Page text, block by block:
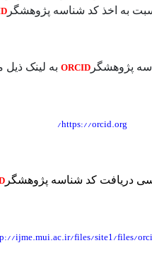
به اخذ کد شناسه پژوهشگر
پژوهشگر ORCID به لینک ذیل
https://orcid.org/
دریافت کد شناسه پژوهشگر
ijme.mui.ac.ir/files/site1/files/